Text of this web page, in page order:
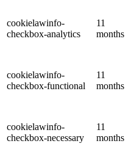
cookielawinfo-
checkbox-analytics
11
months
cookielawinfo-
checkbox-functional
11
months
cookielawinfo-
checkbox-necessary
11
months